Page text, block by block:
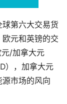
第六大交易货
元和英镑的交
/加拿大元
），加拿大元
市场的风向